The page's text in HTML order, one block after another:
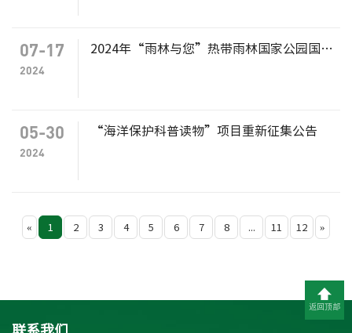
07-17
2024
2024年“雨林与您”热带雨林国家公园国际研讨会合作招募公告
05-30
2024
“海洋保护科普读物”项目重新征集公告
« 1 2 3 4 5 6 7 8 ... 11 12 »
返回顶部
联系我们